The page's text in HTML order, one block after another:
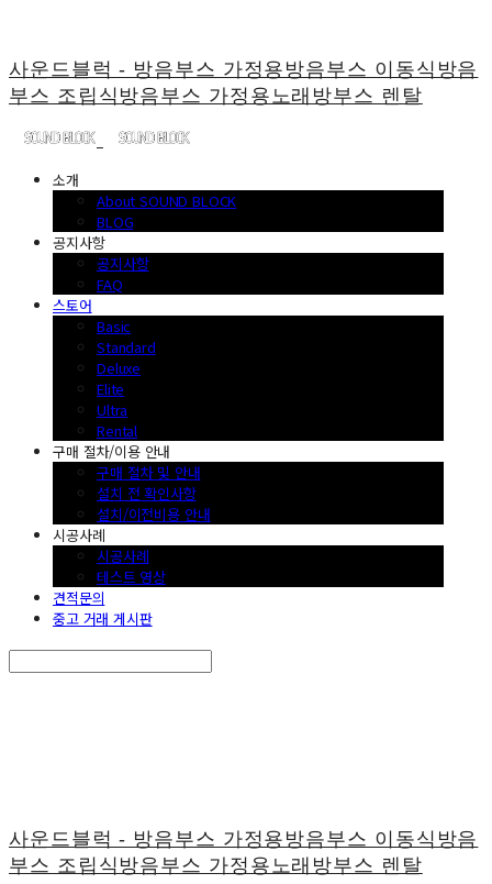
사운드블럭 - 방음부스 가정용방음부스 이동식방음
부스 조립식방음부스 가정용노래방부스 렌탈
소개
About SOUND BLOCK
BLOG
공지사항
공지사항
FAQ
스토어
Basic
Standard
Deluxe
Elite
Ultra
Rental
구매 절차/이용 안내
구매 절차 및 안내
설치 전 확인사항
설치/이전비용 안내
시공사례
시공사례
테스트 영상
견적문의
중고 거래 게시판
사운드블럭 - 방음부스 가정용방음부스 이동식방음
부스 조립식방음부스 가정용노래방부스 렌탈